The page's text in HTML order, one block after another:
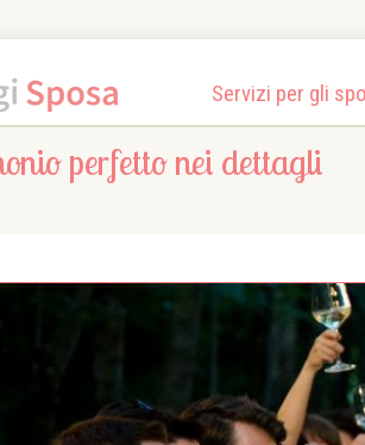
Servizi per gli
perfetto nei dettagli